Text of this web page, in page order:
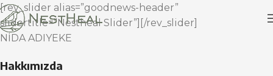
[rev_slider alias=”goodnews-header”
slidertitle=”Nestheal Slider”][/rev_slider]
NİDA ADIYEKE
Hakkımızda